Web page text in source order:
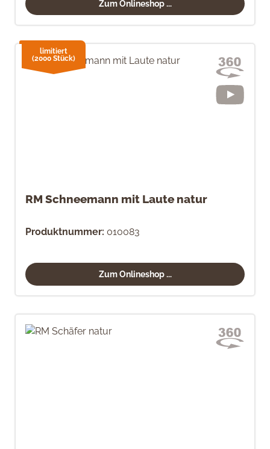
Zum Onlineshop ...
RM Schneemann mit Laute natur
Produktnummer: 010083
Zum Onlineshop ...
limitiert
(2000 Stück)